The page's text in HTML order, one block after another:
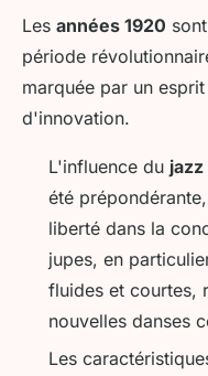
Les années 1920
période
marquée par un
d'innovation.
L'influence du jazz
été
liberté dans la
jupes, en
fluides et courtes,
nouvelles danses
Les